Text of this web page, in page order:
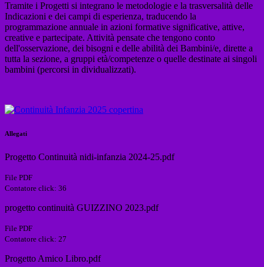
Tramite i Progetti si integrano le metodologie e la trasversalità delle
Indicazioni e dei campi di esperienza, traducendo la
programmazione annuale in azioni formative significative, attive,
creative e partecipate. Attività pensate che tengono conto
dell'osservazione, dei bisogni e delle abilità dei Bambini/e, dirette a
tutta la sezione, a gruppi età/competenze o quelle destinate ai singoli
bambini (percorsi in dividualizzati).
Allegati
Progetto Continuità nidi-infanzia 2024-25.pdf
File PDF
Contatore click: 36
progetto continuità GUIZZINO 2023.pdf
File PDF
Contatore click: 27
Progetto Amico Libro.pdf